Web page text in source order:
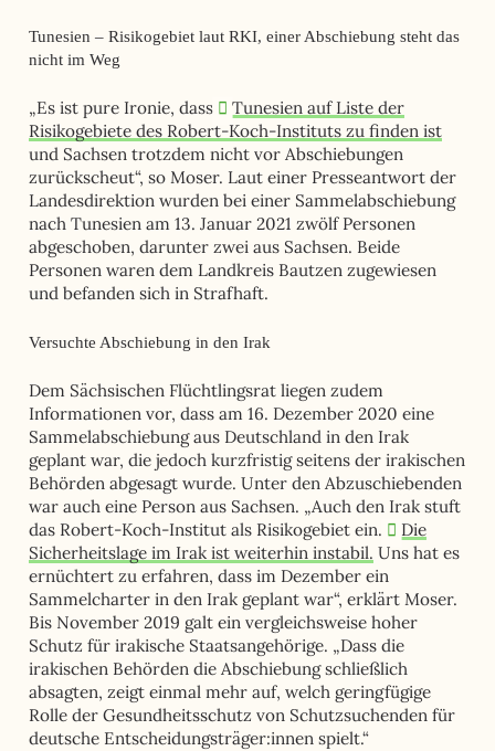
Tunesien – Risikogebiet laut RKI, einer Abschiebung steht das
nicht im Weg
„Es ist pure Ironie, dass
Tunesien auf Liste der
Risikogebiete des Robert-Koch-Instituts zu finden ist
und Sachsen trotzdem nicht vor Abschiebungen
zurückscheut“, so Moser. Laut einer Presseantwort der
Landesdirektion wurden bei einer Sammelabschiebung
nach Tunesien am 13. Januar 2021 zwölf Personen
abgeschoben, darunter zwei aus Sachsen. Beide
Personen waren dem Landkreis Bautzen zugewiesen
und befanden sich in Strafhaft.
Versuchte Abschiebung in den Irak
Dem Sächsischen Flüchtlingsrat liegen zudem
Informationen vor, dass am 16. Dezember 2020 eine
Sammelabschiebung aus Deutschland in den Irak
geplant war, die jedoch kurzfristig seitens der irakischen
Behörden abgesagt wurde. Unter den Abzuschiebenden
war auch eine Person aus Sachsen. „Auch den Irak stuft
das Robert-Koch-Institut als Risikogebiet ein.
Die
Sicherheitslage im Irak ist weiterhin instabil. Uns hat es
ernüchtert zu erfahren, dass im Dezember ein
Sammelcharter in den Irak geplant war“, erklärt Moser.
Bis November 2019 galt ein vergleichsweise hoher
Schutz für irakische Staatsangehörige. „Dass die
irakischen Behörden die Abschiebung schließlich
absagten, zeigt einmal mehr auf, welch geringfügige
Rolle der Gesundheitsschutz von Schutzsuchenden für
deutsche Entscheidungsträger:innen spielt.“